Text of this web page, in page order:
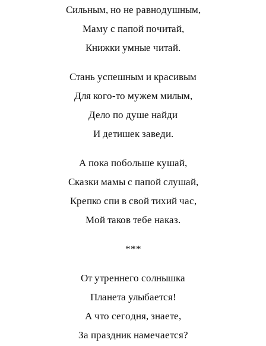
Сильным, но не равнодушным,
Маму с папой почитай,
Книжки умные читай.
Стань успешным и красивым
Для кого-то мужем милым,
Дело по душе найди
И детишек заведи.
А пока побольше кушай,
Сказки мамы с папой слушай,
Крепко спи в свой тихий час,
Мой таков тебе наказ.
***
От утреннего солнышка
Планета улыбается!
А что сегодня, знаете,
За праздник намечается?